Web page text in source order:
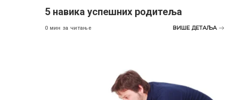
5 навика успешних родитеља
0 мин за читање ВИШЕ ДЕТАЉА